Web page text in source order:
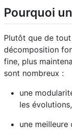
Pourquoi
Plutôt que de
décomposition
fine, plus
sont nombreux :
une
les évolutions,
une